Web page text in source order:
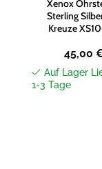
Xenox
Sterling
Kreuze
45,00
Auf Lager
1-3 Tage